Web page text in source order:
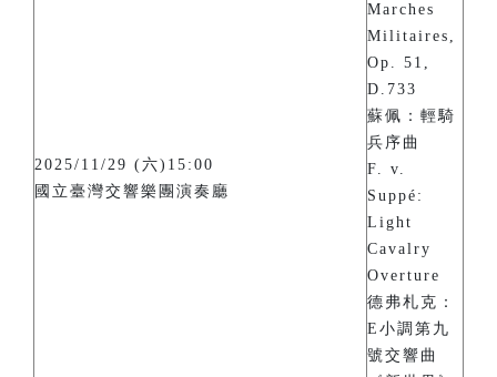
2025/11/29 (六)15:00
國立臺灣交響樂團演奏廳
Marches
Militaires,
Op. 51,
D.733
蘇佩：輕騎
兵序曲
F. v.
Suppé:
Light
Cavalry
Overture
德弗札克：
E小調第九
號交響曲